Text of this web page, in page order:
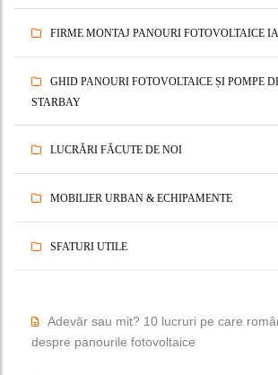
FIRME MONTAJ PANOURI FOTOVOLTAICE
GHID PANOURI FOTOVOLTAICE ȘI POMPE
STARBAY
LUCRĂRI FĂCUTE DE NOI
MOBILIER URBAN & ECHIPAMENTE
SFATURI UTILE
Adevăr sau mit? 10 lucruri pe care
despre panourile fotovoltaice